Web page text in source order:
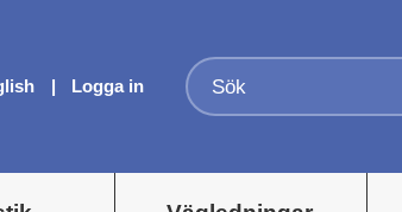
Logga in